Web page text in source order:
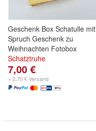
Geschenk Box Schatulle mit
Spruch Geschenk zu
Weihnachten Fotobox
Schatztruhe
7,00 €
+ 2,70 € Versand